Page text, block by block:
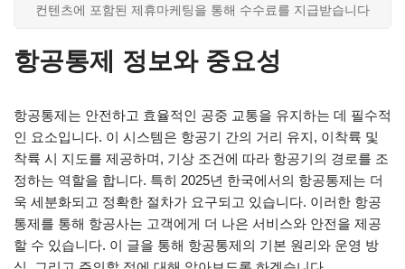
컨텐츠에 포함된 제휴마케팅을 통해 수수료를 지급받습니다
항공통제 정보와 중요성
항공통제는 안전하고 효율적인 공중 교통을 유지하는 데 필수적
인 요소입니다. 이 시스템은 항공기 간의 거리 유지, 이착륙 및
착륙 시 지도를 제공하며, 기상 조건에 따라 항공기의 경로를 조
정하는 역할을 합니다. 특히 2025년 한국에서의 항공통제는 더
욱 세분화되고 정확한 절차가 요구되고 있습니다. 이러한 항공
통제를 통해 항공사는 고객에게 더 나은 서비스와 안전을 제공
할 수 있습니다. 이 글을 통해 항공통제의 기본 원리와 운영 방